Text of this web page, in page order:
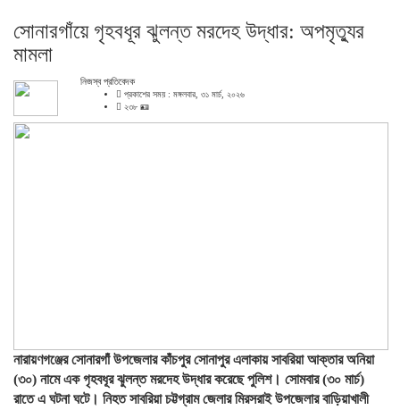
সোনারগাঁয়ে গৃহবধূর ঝুলন্ত মরদেহ উদ্ধার: অপমৃত্যুর
মামলা
নিজস্ব প্রতিবেদক
প্রকাশের সময় : মঙ্গলবার, ৩১ মার্চ, ২০২৬
২৩৮ 🪪
নারায়ণগঞ্জের সোনারগাঁ উপজেলার কাঁচপুর সোনাপুর এলাকায় সাবরিয়া আক্তার অনিয়া
(৩০) নামে এক গৃহবধূর ঝুলন্ত মরদেহ উদ্ধার করেছে পুলিশ। সোমবার (৩০ মার্চ)
রাতে এ ঘটনা ঘটে। নিহত সাবরিয়া চট্টগ্রাম জেলার মিরসরাই উপজেলার বাড়িয়াখালী